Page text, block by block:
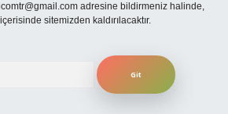
adresine bildirmeniz halinde,
sitemizden kaldırılacaktır.